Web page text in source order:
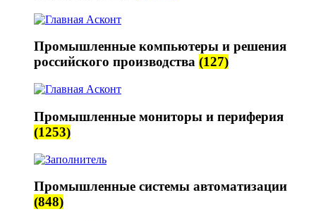
Промышленные компьютеры и решения
российского производства (127)
Промышленные мониторы и периферия
(1253)
Промышленные системы автоматизации
(848)